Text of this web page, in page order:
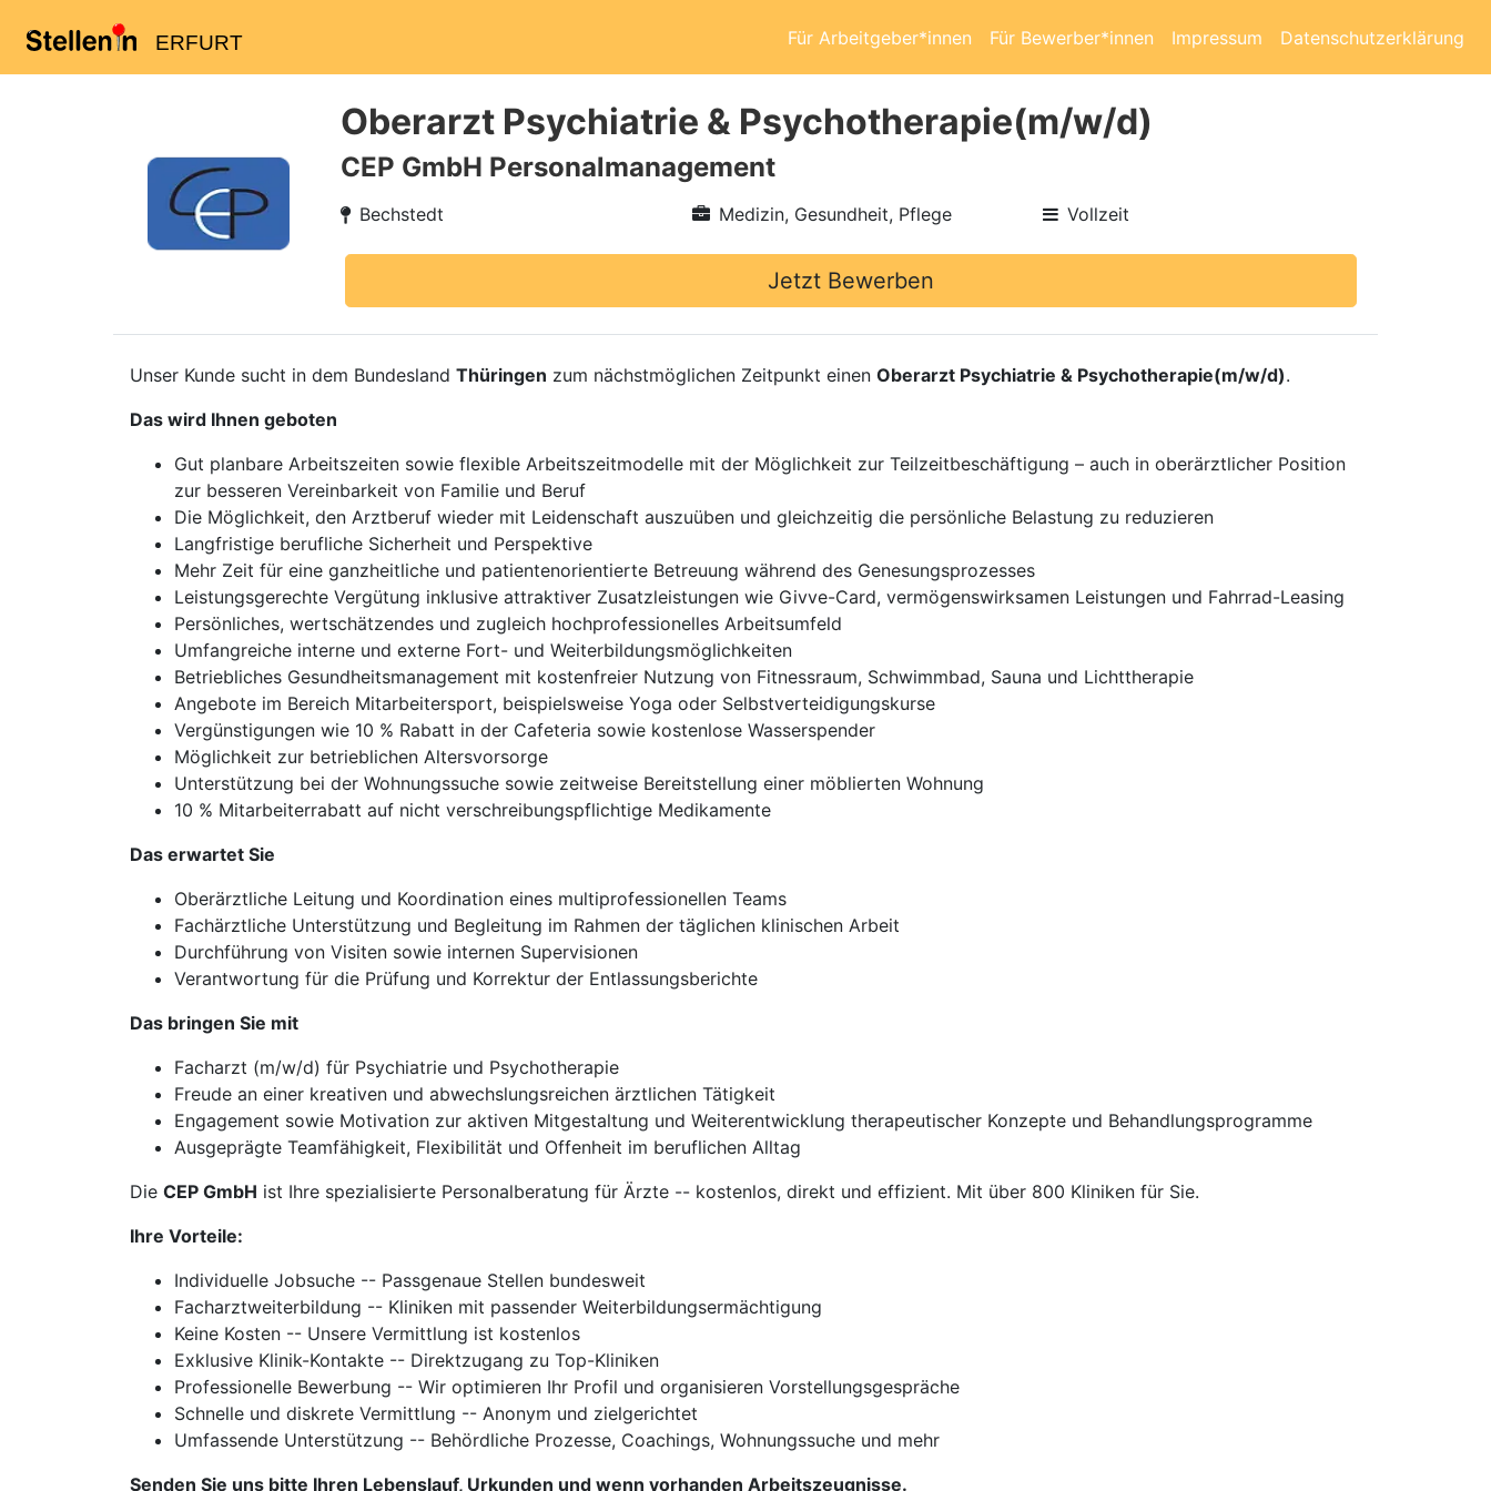
ERFURT Für Arbeitgeber*innen Für Bewerber*innen Impressum Datenschutzerklärung
Oberarzt Psychiatrie & Psychotherapie(m/w/d)
CEP GmbH Personalmanagement
Bechstedt Medizin, Gesundheit, Pflege Vollzeit
Jetzt Bewerben
Unser Kunde sucht in dem Bundesland Thüringen zum nächstmöglichen Zeitpunkt einen Oberarzt Psychiatrie & Psychotherapie(m/w/d).
Das wird Ihnen geboten
Gut planbare Arbeitszeiten sowie flexible Arbeitszeitmodelle mit der Möglichkeit zur Teilzeitbeschäftigung – auch in oberärztlicher Position
zur besseren Vereinbarkeit von Familie und Beruf
Die Möglichkeit, den Arztberuf wieder mit Leidenschaft auszuüben und gleichzeitig die persönliche Belastung zu reduzieren
Langfristige berufliche Sicherheit und Perspektive
Mehr Zeit für eine ganzheitliche und patientenorientierte Betreuung während des Genesungsprozesses
Leistungsgerechte Vergütung inklusive attraktiver Zusatzleistungen wie Givve-Card, vermögenswirksamen Leistungen und Fahrrad-Leasing
Persönliches, wertschätzendes und zugleich hochprofessionelles Arbeitsumfeld
Umfangreiche interne und externe Fort- und Weiterbildungsmöglichkeiten
Betriebliches Gesundheitsmanagement mit kostenfreier Nutzung von Fitnessraum, Schwimmbad, Sauna und Lichttherapie
Angebote im Bereich Mitarbeitersport, beispielsweise Yoga oder Selbstverteidigungskurse
Vergünstigungen wie 10 % Rabatt in der Cafeteria sowie kostenlose Wasserspender
Möglichkeit zur betrieblichen Altersvorsorge
Unterstützung bei der Wohnungssuche sowie zeitweise Bereitstellung einer möblierten Wohnung
10 % Mitarbeiterrabatt auf nicht verschreibungspflichtige Medikamente
Das erwartet Sie
Oberärztliche Leitung und Koordination eines multiprofessionellen Teams
Fachärztliche Unterstützung und Begleitung im Rahmen der täglichen klinischen Arbeit
Durchführung von Visiten sowie internen Supervisionen
Verantwortung für die Prüfung und Korrektur der Entlassungsberichte
Das bringen Sie mit
Facharzt (m/w/d) für Psychiatrie und Psychotherapie
Freude an einer kreativen und abwechslungsreichen ärztlichen Tätigkeit
Engagement sowie Motivation zur aktiven Mitgestaltung und Weiterentwicklung therapeutischer Konzepte und Behandlungsprogramme
Ausgeprägte Teamfähigkeit, Flexibilität und Offenheit im beruflichen Alltag
Die CEP GmbH ist Ihre spezialisierte Personalberatung für Ärzte -- kostenlos, direkt und effizient. Mit über 800 Kliniken für Sie.
Ihre Vorteile:
Individuelle Jobsuche -- Passgenaue Stellen bundesweit
Facharztweiterbildung -- Kliniken mit passender Weiterbildungsermächtigung
Keine Kosten -- Unsere Vermittlung ist kostenlos
Exklusive Klinik-Kontakte -- Direktzugang zu Top-Kliniken
Professionelle Bewerbung -- Wir optimieren Ihr Profil und organisieren Vorstellungsgespräche
Schnelle und diskrete Vermittlung -- Anonym und zielgerichtet
Umfassende Unterstützung -- Behördliche Prozesse, Coachings, Wohnungssuche und mehr
Senden Sie uns bitte Ihren Lebenslauf, Urkunden und wenn vorhanden Arbeitszeugnisse.